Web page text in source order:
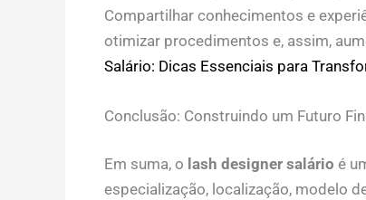
Compartilhar conhecimentos e
otimizar procedimentos e, assim,
Salário: Dicas Essenciais para
Conclusão: Construindo um Futuro
Em suma, o lash designer salário é
especialização, localização, modelo